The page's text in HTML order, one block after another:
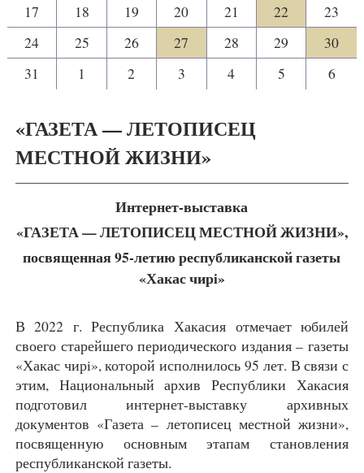
17
18 19 20 21 22
23
24
25 26 27 28 29
30
31
1 2 3 4 5 6
«ГАЗЕТА — ЛЕТОПИСЕЦ
МЕСТНОЙ ЖИЗНИ»
Интернет-выставка
«ГАЗЕТА — ЛЕТОПИСЕЦ МЕСТНОЙ ЖИЗНИ»,
посвященная 95-летию республиканской газеты
«Хакас чирi»
В 2022 г. Республика Хакасия отмечает юбилей
своего старейшего периодического издания – газеты
«Хакас чирi», которой исполнилось 95 лет. В связи с
этим, Национальный архив Республики Хакасия
подготовил интернет-выставку архивных
документов «Газета – летописец местной жизни»,
посвященную основным этапам становления
республиканской газеты.